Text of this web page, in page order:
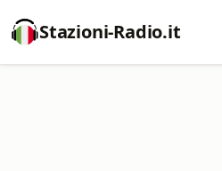
Stazioni-Radio.it